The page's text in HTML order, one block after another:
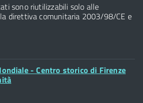
sono riutilizzabili solo alle
direttiva comunitaria 2003/98/CE e
- Centro storico di Firenze